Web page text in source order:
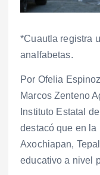
*Cuautla registra
analfabetas.
Por Ofelia
Marcos Zenteno
Instituto Estatal
destacó que en
Axochiapan,
educativo a nivel